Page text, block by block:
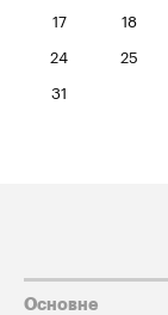
17 18
24 25
31
Основне